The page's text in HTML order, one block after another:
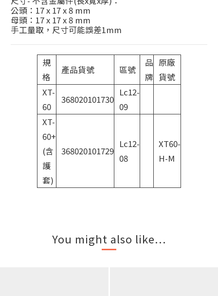
公頭：17 x 17 x 8 mm
母頭：17 x 17 x 8 mm
手工量取，尺寸可能誤差1mm
規
格
產品貨號 區號
品
牌
原廠
貨號
XT-
60
368020101730
Lc12-
09
XT-
60+
(含
護
套)
368020101729
Lc12-
08
XT60-
H-M
You might also like...